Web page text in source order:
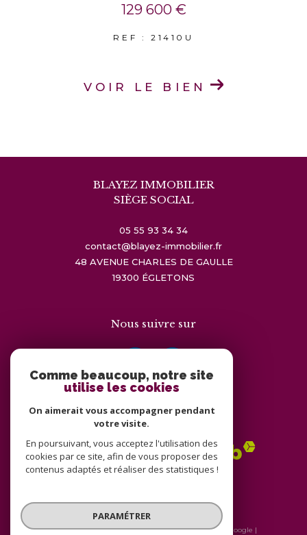
129 600 €
REF : 21410U
VOIR LE BIEN
BLAYEZ IMMOBILIER
SIÈGE SOCIAL
05 55 93 34 34
contact@blayez-immobilier.fr
48 AVENUE CHARLES DE GAULLE
19300
ÉGLETONS
Nous suivre sur
Adhérents
© 2026 | Tous droits réservés | Traduction powered by Google |
Comme beaucoup, notre site
utilise les cookies
On aimerait vous accompagner pendant
votre visite.
En poursuivant, vous acceptez l'utilisation des
cookies par ce site, afin de vous proposer des
contenus adaptés et réaliser des statistiques !
PARAMÉTRER